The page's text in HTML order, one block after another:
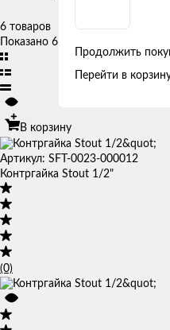
6 товаров
Показано 6 из 6
В корзину
Артикул: SFT-0023-000012
Контргайка Stout 1/2"
(0)
Продолжить
Перейти в